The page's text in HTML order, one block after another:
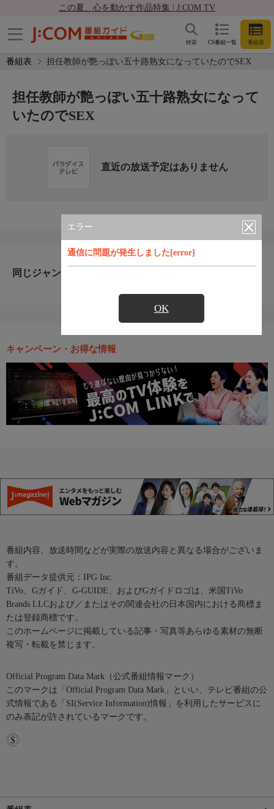
この夏、心を動かす作品特集 | J:COM TV
CS番組一覧 番組表
検索
番組表 担任教師が艶っぽい五十路熟女になっていたのでSEX
エラー
通信に問題が発生しました[error]
OK
担任教師が艶っぽい五十路熟女になって
いたのでSEX
直近の放送予定はありません
同じジャンルのおすすめ番組
キャンペーン・お得な情報
番組内容、放送時間などが実際の放送内容と異なる場合がございま
す。
番組データ提供元：IPG Inc.
TiVo、Gガイド、G-GUIDE、およびGガイドロゴは、米国TiVo
Brands LLCおよび／またはその関連会社の日本国内における商標ま
たは登録商標です。
このホームページに掲載している記事・写真等あらゆる素材の無断
複写・転載を禁じます。
Official Program Data Mark（公式番組情報マーク）
このマークは「Official Program Data Mark」といい、テレビ番組の公
式情報である「SI(Service Information)情報」を利用したサービスに
のみ表記が許されているマークです。